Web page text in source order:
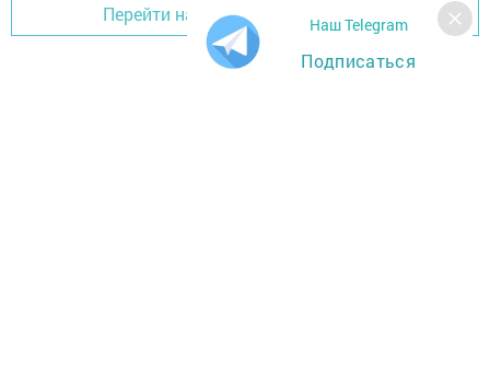
Перейти на страницу новостиНаш Telegram
Подписаться